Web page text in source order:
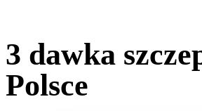
3 dawka
Polsce